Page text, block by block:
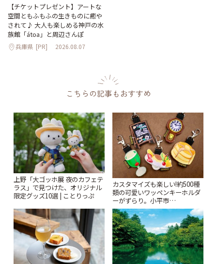
【チケットプレゼント】アートな
空間ともふもふの生きものに癒や
されて♪ 大人も楽しめる神戸の水
族館「átoa」と周辺さんぽ
兵庫県 [PR] 2026.08.07
こちらの記事もおすすめ
上野「大ゴッホ展 夜のカフェテ
ラス」で見つけた、オリジナル
限定グッズ10選 | ことりっぷ
カスタマイズも楽しい!約500種
類の可愛いワッペンキーホルダ
ーがずらり。小平市
「Kimamaya T&K」 | ことりっ
ぷ